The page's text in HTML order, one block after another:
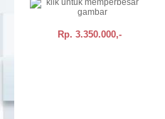
Rp. 3.350.000,-